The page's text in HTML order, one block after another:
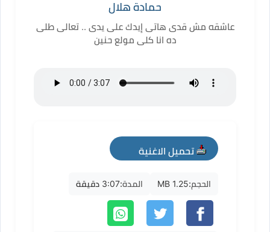
حمادة هلال
عاشقه مش قدى هاتى إيدك على يدى .. تعالى طلى
ده انا كلى مولع حنين
تحميل الاغنية
mp3
الحجم:1.25 MB المدة:3:07 دقيقة